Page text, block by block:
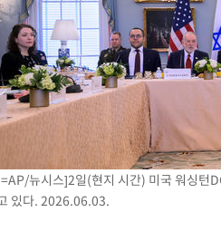
스포캔 시의 통제불능 3개 산불, 방화선
즈 해협 이란-오만 협상 기대속 뉴욕증
대통령 "지금 최고지도자와 소통하기가
만, 호르무즈 해협 통행 항로 합의" 이란
뉴시스]2일(현지 시간) 미국 워싱턴
있다. 2026.06.03.